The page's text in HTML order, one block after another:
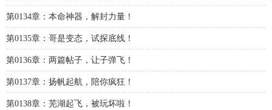
第0134章：本命神器，解封力量！
第0135章：哥是变态，试探底线！
第0136章：两篇帖子，让子弹飞！
第0137章：扬帆起航，陪你疯狂！
第0138章：芜湖起飞，被玩坏啦！